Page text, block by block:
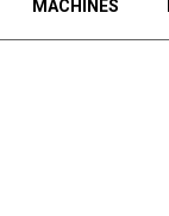
MACHINES